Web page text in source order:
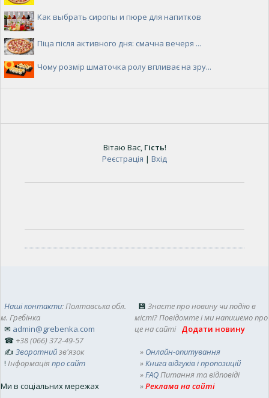
Как выбрать сиропы и пюре для напитков
Піца після активного дня: смачна вечеря ...
Чому розмір шматочка ролу впливає на зру...
Вітаю Вас, Гість!
Реєстрація | Вхід
Наші контакти: Полтавська обл.
м. Гребінка
✉ admin@grebenka.com
☎ +38 (066) 372-49-57
✍ Зворотнийзв'язок
! Інформаціяпро сайт
Ми в соціальних мережах
💾 Знаєте про новину чи подію в
місті? Повідомте і ми напишемо про
це на сайті Додати новину
» Онлайн-опитування
»Книга відгуків і пропозицій
»FAQПитання та відповіді
»Реклама на сайті